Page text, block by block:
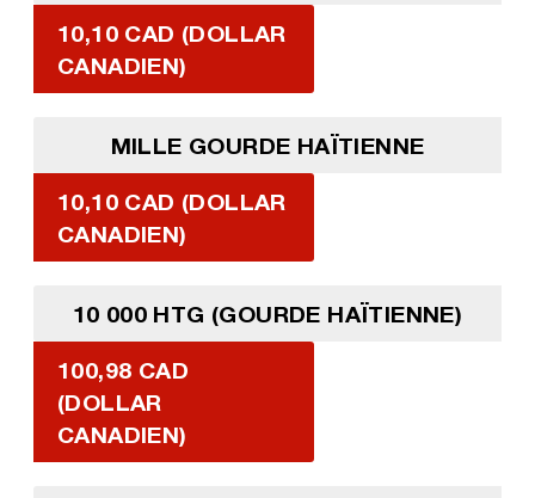
10,10 CAD (DOLLAR
CANADIEN)
MILLE GOURDE HAÏTIENNE
10,10 CAD (DOLLAR
CANADIEN)
10 000 HTG (GOURDE HAÏTIENNE)
100,98 CAD
(DOLLAR
CANADIEN)